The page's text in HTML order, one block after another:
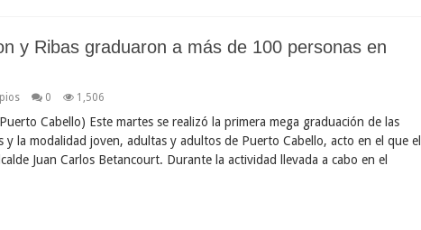
y Ribas graduaron a más de 100 personas en
0 1,506
Cabello) Este martes se realizó la primera mega graduación de las
y la modalidad joven, adultas y adultos de Puerto Cabello, acto en el que el
Juan Carlos Betancourt. Durante la actividad llevada a cabo en el